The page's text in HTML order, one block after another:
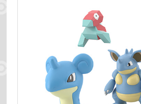
リセット